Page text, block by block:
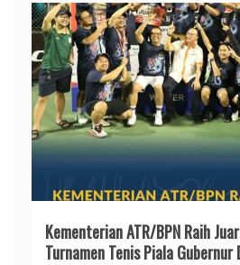
Kementerian ATR/BPN Raih
Turnamen Tenis Piala